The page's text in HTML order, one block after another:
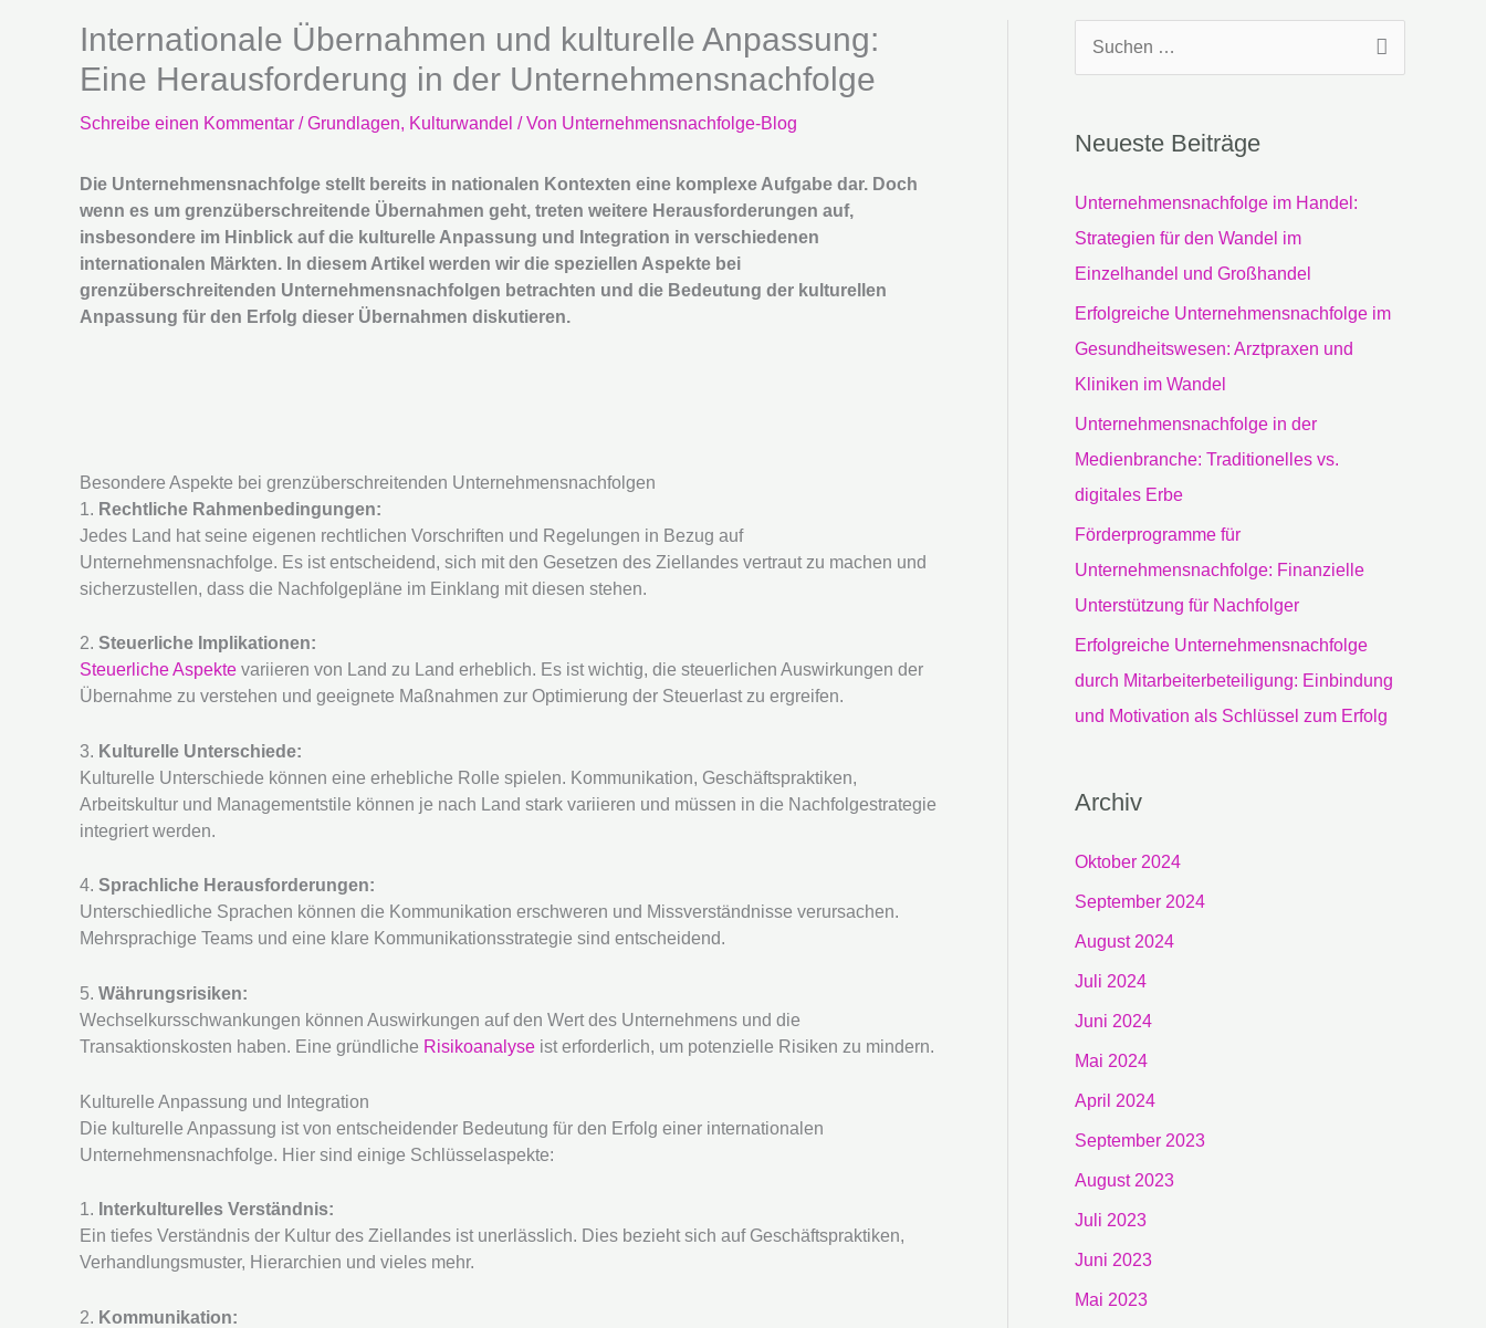
Internationale Übernahmen und kulturelle Anpassung:
Eine Herausforderung in der Unternehmensnachfolge
Schreibe einen Kommentar /Grundlagen, Kulturwandel / Von Unternehmensnachfolge-Blog
Die Unternehmensnachfolge stellt bereits in nationalen Kontexten eine komplexe Aufgabe dar. Doch
wenn es um grenzüberschreitende Übernahmen geht, treten weitere Herausforderungen auf,
insbesondere im Hinblick auf die kulturelle Anpassung und Integration in verschiedenen
internationalen Märkten. In diesem Artikel werden wir die speziellen Aspekte bei
grenzüberschreitenden Unternehmensnachfolgen betrachten und die Bedeutung der kulturellen
Anpassung für den Erfolg dieser Übernahmen diskutieren.
Besondere Aspekte bei grenzüberschreitenden Unternehmensnachfolgen
1. Rechtliche Rahmenbedingungen:
Jedes Land hat seine eigenen rechtlichen Vorschriften und Regelungen in Bezug auf
Unternehmensnachfolge. Es ist entscheidend, sich mit den Gesetzen des Ziellandes vertraut zu machen und
sicherzustellen, dass die Nachfolgepläne im Einklang mit diesen stehen.
2. Steuerliche Implikationen:
Steuerliche Aspekte variieren von Land zu Land erheblich. Es ist wichtig, die steuerlichen Auswirkungen der
Übernahme zu verstehen und geeignete Maßnahmen zur Optimierung der Steuerlast zu ergreifen.
3. Kulturelle Unterschiede:
Kulturelle Unterschiede können eine erhebliche Rolle spielen. Kommunikation, Geschäftspraktiken,
Arbeitskultur und Managementstile können je nach Land stark variieren und müssen in die Nachfolgestrategie
integriert werden.
4. Sprachliche Herausforderungen:
Unterschiedliche Sprachen können die Kommunikation erschweren und Missverständnisse verursachen.
Mehrsprachige Teams und eine klare Kommunikationsstrategie sind entscheidend.
5. Währungsrisiken:
Wechselkursschwankungen können Auswirkungen auf den Wert des Unternehmens und die
Transaktionskosten haben. Eine gründliche Risikoanalyse ist erforderlich, um potenzielle Risiken zu mindern.
Kulturelle Anpassung und Integration
Die kulturelle Anpassung ist von entscheidender Bedeutung für den Erfolg einer internationalen
Unternehmensnachfolge. Hier sind einige Schlüsselaspekte:
1. Interkulturelles Verständnis:
Ein tiefes Verständnis der Kultur des Ziellandes ist unerlässlich. Dies bezieht sich auf Geschäftspraktiken,
Verhandlungsmuster, Hierarchien und vieles mehr.
2. Kommunikation:
e
n
n
Neueste Beiträge
Unternehmensnachfolge im Handel:
Strategien für den Wandel im
Einzelhandel und Großhandel
Erfolgreiche Unternehmensnachfolge im
Gesundheitswesen: Arztpraxen und
Kliniken im Wandel
Unternehmensnachfolge in der
Medienbranche: Traditionelles vs.
digitales Erbe
Förderprogramme für
Unternehmensnachfolge: Finanzielle
Unterstützung für Nachfolger
Erfolgreiche Unternehmensnachfolge
durch Mitarbeiterbeteiligung: Einbindung
und Motivation als Schlüssel zum Erfolg
Archiv
Oktober 2024
September 2024
August 2024
Juli 2024
Juni 2024
Mai 2024
April 2024
September 2023
August 2023
Juli 2023
Juni 2023
Mai 2023